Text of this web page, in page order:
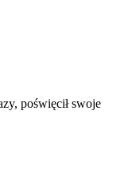
poświęcił swoje